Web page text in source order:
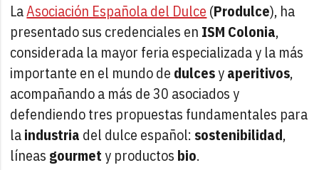
LaAsociación Española del Dulce (Produlce), ha
presentado sus credenciales en ISM Colonia,
considerada la mayor feria especializada y la más
importante en el mundo de dulcesyaperitivos,
acompañando a más de 30 asociados y
defendiendo tres propuestas fundamentales para
laindustria del dulce español: sostenibilidad,
líneas gourmety productos bio.